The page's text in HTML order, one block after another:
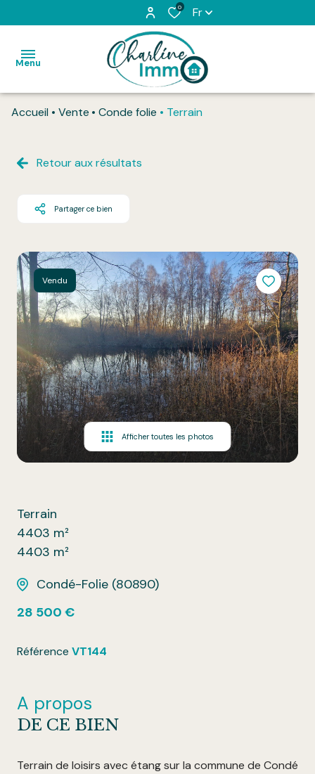
0 Fr
Menu
Acheter
L'équipe
Vendu
Honoraires
Contact
Accueil Vente Conde folie Terrain
Retour aux résultats
Partager ce bien
Vendu
Afficher toutes les photos
Terrain
4403 m²
4403 m²
Condé-Folie (80890)
28 500 €
Référence VT144
A propos
DE CE BIEN
Terrain de loisirs avec étang sur la commune de Condé